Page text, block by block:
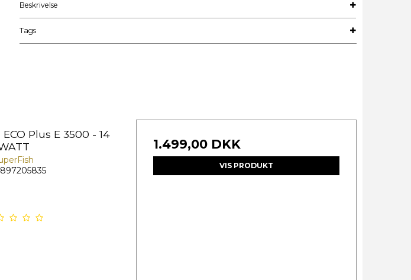
Beskrivelse
Tags
Plus E 3500 - 14
1.499,00 DKK
VIS PRODUKT